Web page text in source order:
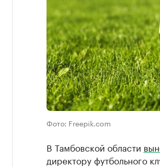
Фото: Freepik.com
В Тамбовской области
директору футбольного